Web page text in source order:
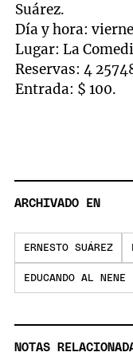
Suárez.
Día y hora:
Lugar: La
Reservas: 4
Entrada: $ 100.
ARCHIVADO EN
ERNESTO SUÁREZ
EDUCANDO AL NENE
NOTAS